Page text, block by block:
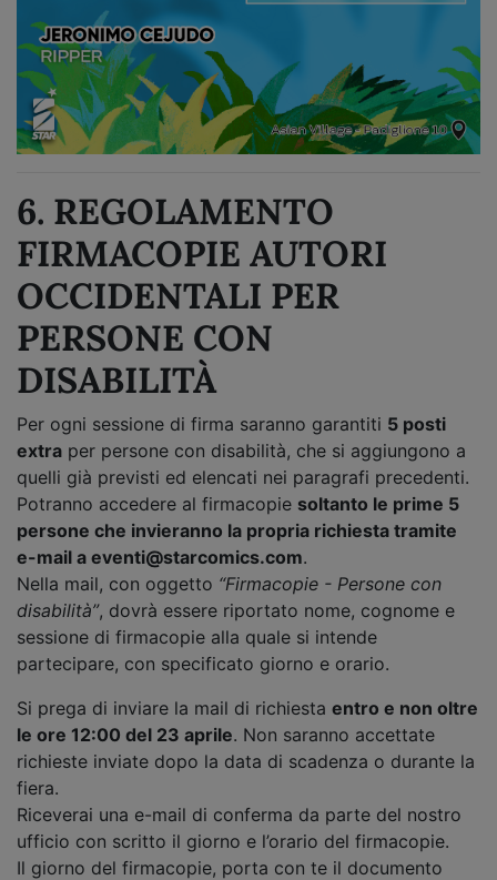
6. REGOLAMENTO
FIRMACOPIE AUTORI
OCCIDENTALI PER
PERSONE CON
DISABILITÀ
Per ogni sessione di firma saranno garantiti 5 posti
extra per persone con disabilità, che si aggiungono a
quelli già previsti ed elencati nei paragrafi precedenti.
Potranno accedere al firmacopie soltanto le prime 5
persone che invieranno la propria richiesta tramite
e-mail a eventi@starcomics.com.
Nella mail, con oggetto “Firmacopie - Persone con
disabilità”, dovrà essere riportato nome, cognome e
sessione di firmacopie alla quale si intende
partecipare, con specificato giorno e orario.
Si prega di inviare la mail di richiesta entro e non oltre
le ore 12:00 del 23 aprile. Non saranno accettate
richieste inviate dopo la data di scadenza o durante la
fiera.
Riceverai una e-mail di conferma da parte del nostro
ufficio con scritto il giorno e l’orario del firmacopie.
Il giorno del firmacopie, porta con te il documento